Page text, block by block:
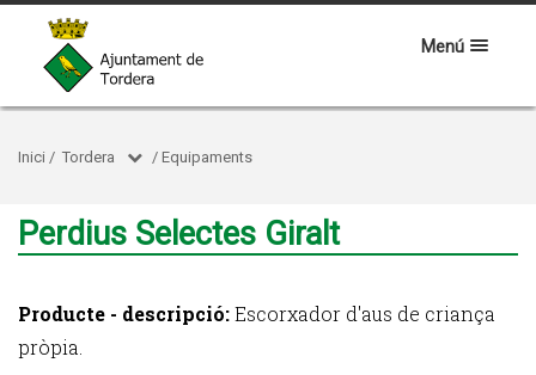
Menú
Inici / Tordera / Equipaments
Perdius Selectes Giralt
Producte - descripció:Escorxador d'aus de criança
pròpia.